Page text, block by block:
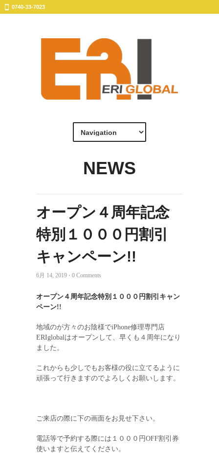
0740-33-7023
NEWS
オープン４周年記念
特別１０００円割引
キャンペーン!!
6月 14, 2019 ⋅ 0 Comments
オープン４周年記念特別１０００円割引キャン
ペーン!!
地域のが方々のお陰様でiPhone修理専門店
ERIglobalはオープンして、早くも４周年になり
ました。
これからも少しでもお客様の役に立てるように
頑張って行きますのでよろしくお願いします。
ご来店の際に下の画面をお見せ下さい。
電話等で予約する際には１０００円OFF割引券
使いますと伝えてください。